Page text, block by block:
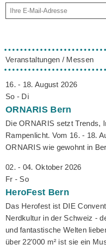
Veranstaltungen / Messen
16. - 18. August 2026
So - Di
ORNARIS Bern
Die ORNARIS setzt Trends,
Rampenlicht. Vom 16. - 18.
ORNARIS wie gewohnt in
02. - 04. Oktober 2026
Fr - So
HeroFest Bern
Das Herofest ist DIE
Nerdkultur in der Schweiz -
und fantastische Welten
über 22'000 m² ist sie ein